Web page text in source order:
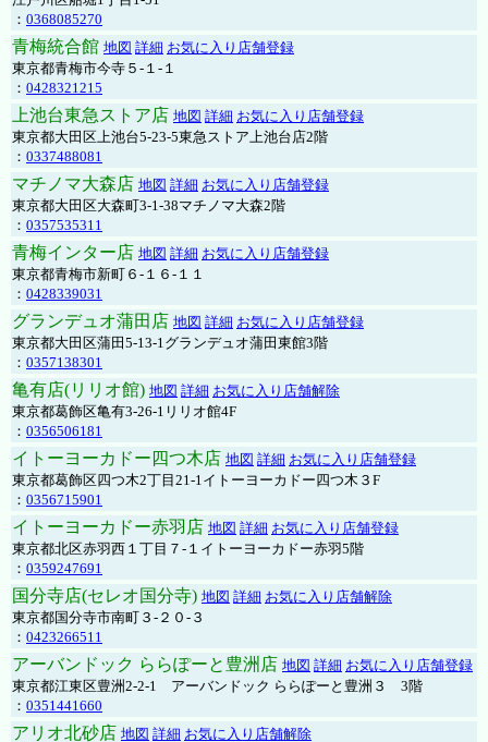
： 0368085270
青梅統合館 地図 詳細 お気に入り店舗登録
東京都青梅市今寺５-１-１
： 0428321215
上池台東急ストア店 地図 詳細 お気に入り店舗登録
東京都大田区上池台5-23-5東急ストア上池台店2階
： 0337488081
マチノマ大森店 地図 詳細 お気に入り店舗登録
東京都大田区大森町3-1-38マチノマ大森2階
： 0357535311
青梅インター店 地図 詳細 お気に入り店舗登録
東京都青梅市新町６-１６-１１
： 0428339031
グランデュオ蒲田店 地図 詳細 お気に入り店舗登録
東京都大田区蒲田5-13-1グランデュオ蒲田東館3階
： 0357138301
亀有店(リリオ館) 地図 詳細 お気に入り店舗解除
東京都葛飾区亀有3-26-1リリオ館4F
： 0356506181
イトーヨーカドー四つ木店 地図 詳細 お気に入り店舗登録
東京都葛飾区四つ木2丁目21-1イトーヨーカドー四つ木３F
： 0356715901
イトーヨーカドー赤羽店 地図 詳細 お気に入り店舗登録
東京都北区赤羽西１丁目７-１イトーヨーカドー赤羽5階
： 0359247691
国分寺店(セレオ国分寺) 地図 詳細 お気に入り店舗解除
東京都国分寺市南町３-２０-３
： 0423266511
アーバンドック ららぽーと豊洲店 地図 詳細 お気に入り店舗登録
東京都江東区豊洲2-2-1 アーバンドック ららぽーと豊洲３ 3階
： 0351441660
アリオ北砂店 地図 詳細 お気に入り店舗解除